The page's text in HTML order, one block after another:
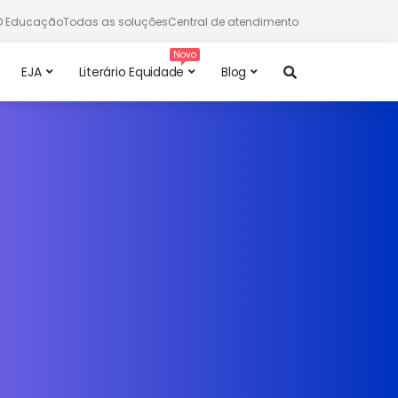
EducaçãoTodas as soluçõesCentral de atendimento
EJA Literário Equidade Blog